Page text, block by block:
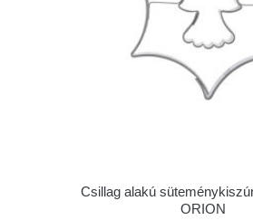
Csillag alakú
ORION